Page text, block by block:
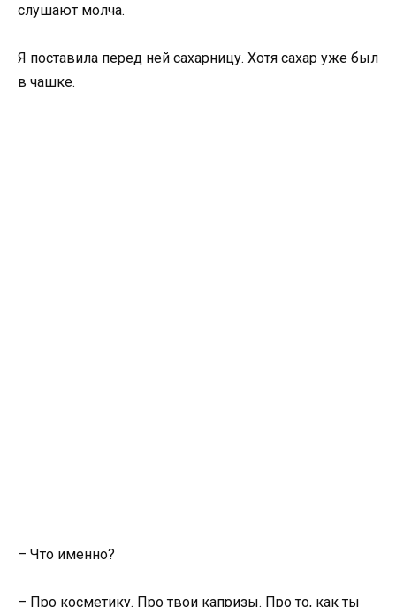
слушают молча.
Я поставила перед ней сахарницу. Хотя сахар уже был
в чашке.
– Что именно?
– Про косметику. Про твои капризы. Про то, как ты